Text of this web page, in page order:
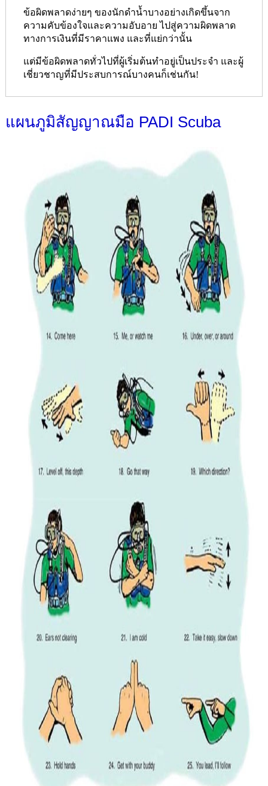
ข้อผิดพลาดง่ายๆ ของนักดำน้ำบางอย่างเกิดขึ้นจาก
ความคับข้องใจและความอับอาย ไปสู่ความผิดพลาด
ทางการเงินที่มีราคาแพง และที่แย่กว่านั้น
แต่มีข้อผิดพลาดทั่วไปที่ผู้เริ่มต้นทำอยู่เป็นประจำ และผู้
เชี่ยวชาญที่มีประสบการณ์บางคนก็เช่นกัน!
แผนภูมิสัญญาณมือ PADI Scuba